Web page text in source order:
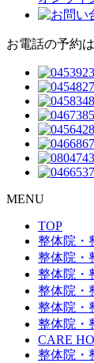
お電話の予約
MENU
TOP
整体院・
整体院・
整体院・
整体院・
整体院・
整体院・
CARE
整体院・